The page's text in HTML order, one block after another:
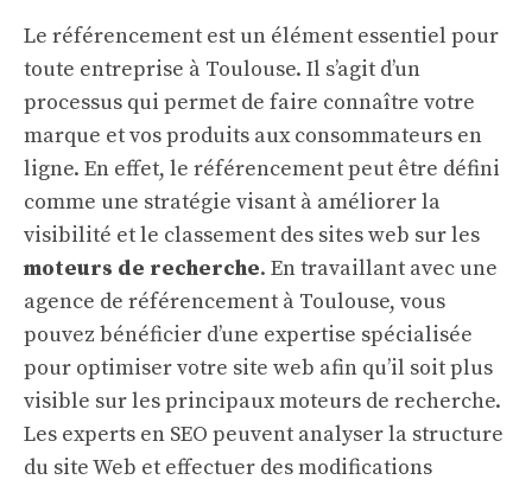
Le référencement est un élément essentiel pour
toute entreprise à Toulouse. Il s’agit d’un
processus qui permet de faire connaître votre
marque et vos produits aux consommateurs en
ligne. En effet, le référencement peut être défini
comme une stratégie visant à améliorer la
visibilité et le classement des sites web sur les
moteurs de recherche. En travaillant avec une
agence de référencement à Toulouse, vous
pouvez bénéficier d’une expertise spécialisée
pour optimiser votre site web afin qu’il soit plus
visible sur les principaux moteurs de recherche.
Les experts en SEO peuvent analyser la structure
du site Web et effectuer des modifications